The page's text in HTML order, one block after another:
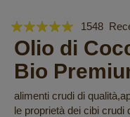
Vai
all'inizio
della
galleria
di
immagini
Valutazione:
99
% of100
1548
Olio di
Bio
alimenti crudi di
le proprietà dei cibi crudi